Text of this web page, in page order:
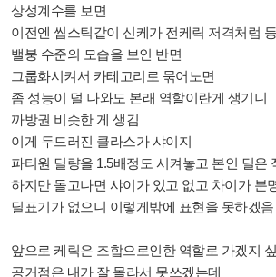
상성계수를 보면
이전엔 씹스틱같이 신케가 전케릭 저격처럼
밸붕 수준의 모습을 보인 반면
그룹화시켜서 카테고리로 묶어노면
좀 성능이 덜 나와도 본래 역할이란게 생기니
까방권 비슷한 게 생김
이게 두드러진 클라스가 샤이지
파티원 딜량을 1.5배정도 시켜놓고 본인 딜은
하지만 돌고나면 샤이가 있고 없고 차이가 분
딜표기가 없으니 이렇게밖에 표현을 못하겠음
앞으로 케릭은 조합으로인한 역할로 가겠지
공거점은 내가 잘 몰라서 못쓰겠는데